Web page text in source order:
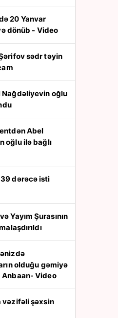
dönüb - Video
oğlu ilə bağlı
olduğu gəmiyə
Anbaan- Video